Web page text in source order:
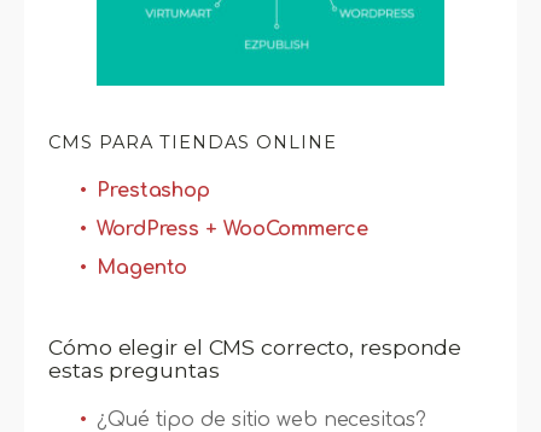
CMS PARA TIENDAS ONLINE
Prestashop
WordPress + WooCommerce
Magento
Cómo elegir el CMS correcto, responde
estas preguntas
¿Qué tipo de sitio web necesitas?